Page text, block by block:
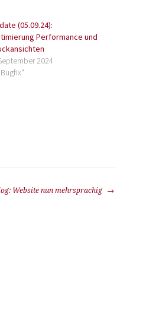
(05.09.24):
Performance und
2024
Website nun mehrsprachig